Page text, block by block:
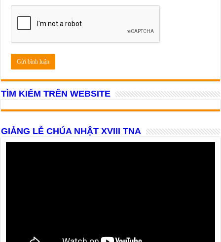
TÌM KIẾM TRÊN WEBSITE
GIẢNG LỄ CHÚA NHẬT XVIII TNA